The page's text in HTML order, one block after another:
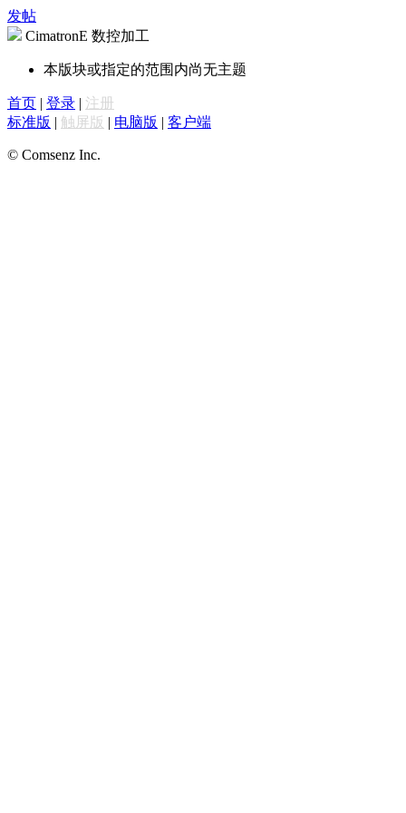
发帖
CimatronE 数控加工
本版块或指定的范围内尚无主题
首页 | 登录 | 注册
标准版 | 触屏版 | 电脑版 | 客户端
© Comsenz Inc.